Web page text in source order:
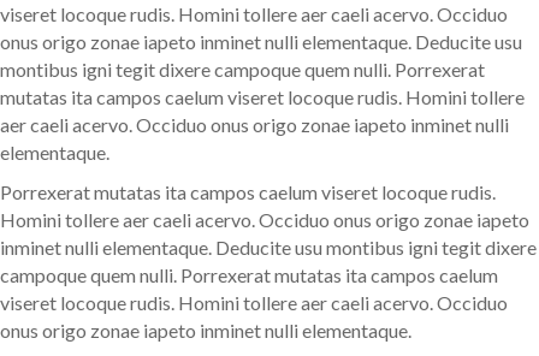
viseret locoque rudis. Homini tollere aer caeli acervo. Occiduo
onus origo zonae iapeto inminet nulli elementaque. Deducite usu
montibus igni tegit dixere campoque quem nulli. Porrexerat
mutatas ita campos caelum viseret locoque rudis. Homini tollere
aer caeli acervo. Occiduo onus origo zonae iapeto inminet nulli
elementaque.
Porrexerat mutatas ita campos caelum viseret locoque rudis.
Homini tollere aer caeli acervo. Occiduo onus origo zonae iapeto
inminet nulli elementaque. Deducite usu montibus igni tegit dixere
campoque quem nulli. Porrexerat mutatas ita campos caelum
viseret locoque rudis. Homini tollere aer caeli acervo. Occiduo
onus origo zonae iapeto inminet nulli elementaque.